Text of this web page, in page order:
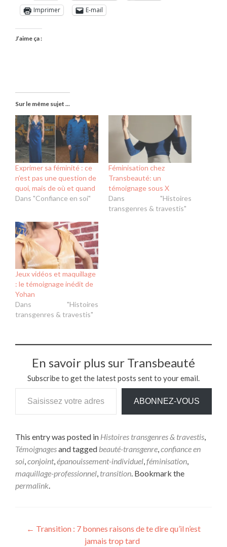
Imprimer
E-mail
J’aime ça :
Sur le même sujet ...
Exprimer sa féminité : ce
n’est pas une question de
quoi, mais de où et quand
Dans "Confiance en soi"
Féminisation chez
Transbeauté: un
témoignage sous X
Dans "Histoires
transgenres & travestis"
Jeux vidéos et maquillage
: le témoignage inédit de
Yohan
Dans "Histoires
transgenres & travestis"
En savoir plus sur Transbeauté
Subscribe to get the latest posts sent to your email.
ABONNEZ-VOUS
This entry was posted in Histoires transgenres & travestis,
Témoignagesand tagged beauté-transgenre,confiance en
soi,conjoint,épanouissement-individuel,féminisation,
maquillage-professionnel, transition. Bookmark the
permalink.
← Transition : 7 bonnes raisons de te dire qu’il n’est
jamais trop tard